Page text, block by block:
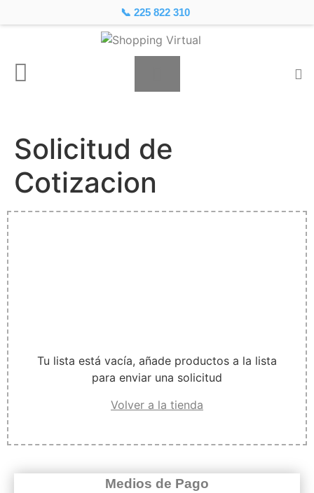
📞 225 822 310
Solicitud de
Cotizacion
Tu lista está vacía, añade productos a la lista
para enviar una solicitud
Volver a la tienda
Medios de Pago